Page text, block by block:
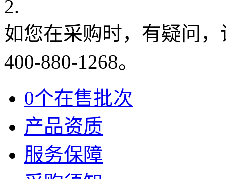
2.
如您在采购时，有疑问
400-880-1268。
0个在售批次
产品资质
服务保障